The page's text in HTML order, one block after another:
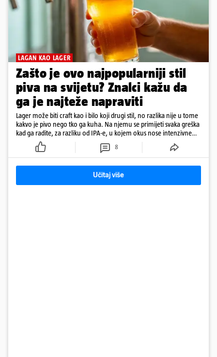
LAGAN KAO LAGER
Zašto je ovo najpopularniji stil
piva na svijetu? Znalci kažu da
ga je najteže napraviti
Lager može biti craft kao i bilo koji drugi stil, no razlika nije u tome
kakvo je pivo nego tko ga kuha. Na njemu se primijeti svaka greška
kad ga radite, za razliku od IPA-e, u kojem okus nose intenzivne
8
Učitaj više